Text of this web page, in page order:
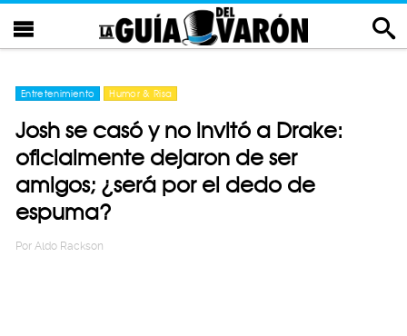
Entretenimiento Humor & Risa
Josh se casó y no invitó a Drake:
oficialmente dejaron de ser
amigos; ¿será por el dedo de
espuma?
Por Aldo Rackson